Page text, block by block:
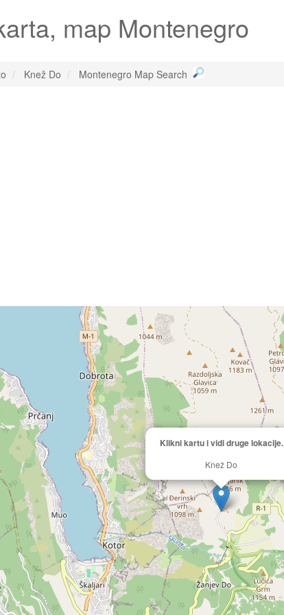
map Montenegro
Knež Do Montenegro Map Search
Klikni kartu i vidi druge lokacije.
Knež Do